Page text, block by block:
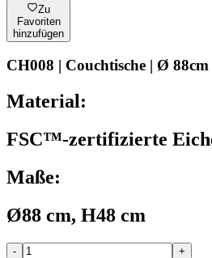
Zu
Favoriten
hinzufügen
CH008 | Couchtische | Ø 88cm
Material:
FSC™-zertifizierte
Maße:
Ø88 cm, H48 cm
- +